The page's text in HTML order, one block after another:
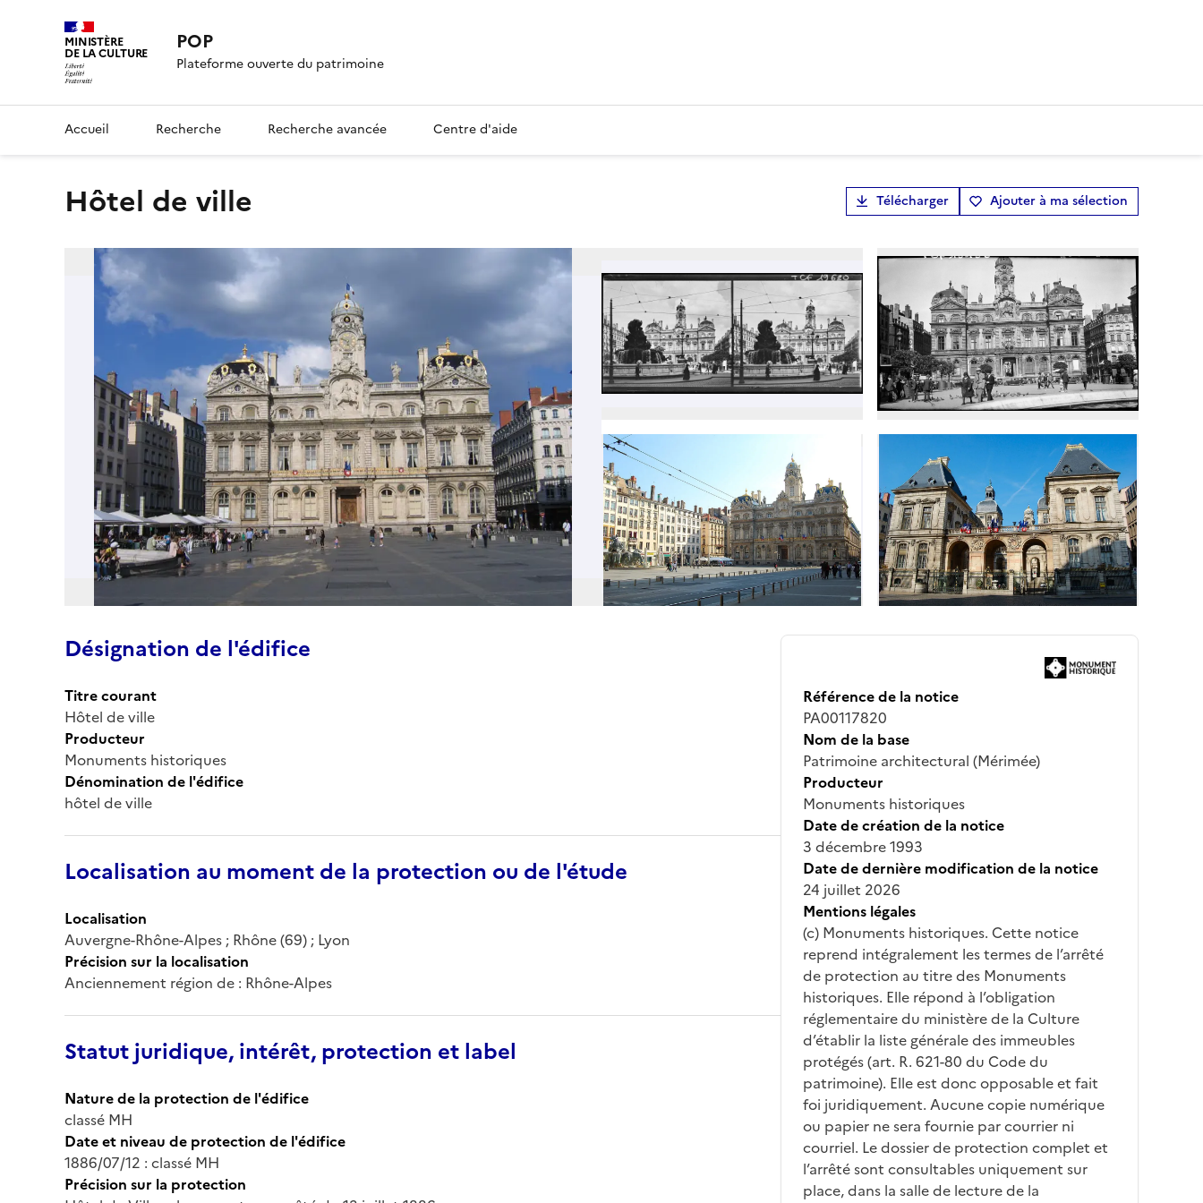
MINISTÈRE
DE LA CULTURE POP
Plateforme ouverte du patrimoine
Accueil Recherche Recherche avancée Centre d'aide
Hôtel de ville Télécharger Ajouter à ma sélection
Désignation de l'édifice
Titre courant
Hôtel de ville
Producteur
Monuments historiques
Dénomination de l'édifice
hôtel de ville
Localisation au moment de la protection ou de l'étude
Localisation
Auvergne-Rhône-Alpes ; Rhône (69) ; Lyon
Précision sur la localisation
Anciennement région de : Rhône-Alpes
Statut juridique, intérêt, protection et label
Nature de la protection de l'édifice
classé MH
Date et niveau de protection de l'édifice
1886/07/12 : classé MH
Précision sur la protection
Référence de la notice
PA00117820
Nom de la base
Patrimoine architectural (Mérimée)
Producteur
Monuments historiques
Date de création de la notice
3 décembre 1993
Date de dernière modification de la notice
24 juillet 2026
Mentions légales
(c) Monuments historiques. Cette notice
reprend intégralement les termes de l’arrêté
de protection au titre des Monuments
historiques. Elle répond à l’obligation
réglementaire du ministère de la Culture
d’établir la liste générale des immeubles
protégés (art. R. 621-80 du Code du
patrimoine). Elle est donc opposable et fait
foi juridiquement. Aucune copie numérique
ou papier ne sera fournie par courrier ni
courriel. Le dossier de protection complet et
l’arrêté sont consultables uniquement sur
place, dans la salle de lecture de la